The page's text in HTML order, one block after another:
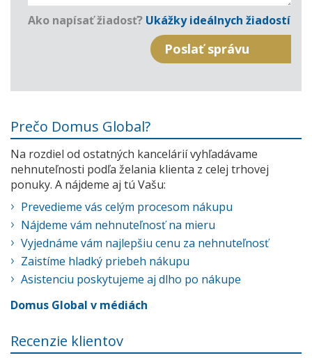
Ako napísať žiadosť? Ukážky ideálnych žiadostí
Prečo Domus Global?
Na rozdiel od ostatných kancelárií vyhľadávame
nehnuteľnosti podľa želania klienta z celej trhovej
ponuky. A nájdeme aj tú Vašu:
Prevedieme vás celým procesom nákupu
Nájdeme vám nehnuteľnosť na mieru
Vyjednáme vám najlepšiu cenu za nehnuteľnosť
Zaistíme hladký priebeh nákupu
Asistenciu poskytujeme aj dlho po nákupe
Domus Global v médiách
Recenzie klientov